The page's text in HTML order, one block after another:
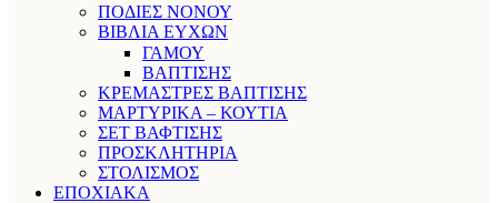
ΠΟΔΙΕΣ ΝΟΝΟΥ
ΒΙΒΛΙΑ ΕΥΧΩΝ
ΓΑΜΟΥ
ΒΑΠΤΙΣΗΣ
ΚΡΕΜΑΣΤΡΕΣ ΒΑΠΤΙΣΗΣ
ΜΑΡΤΥΡΙΚΑ – ΚΟΥΤΙΑ
ΣΕΤ ΒΑΦΤΙΣΗΣ
ΠΡΟΣΚΛΗΤΗΡΙΑ
ΣΤΟΛΙΣΜΟΣ
ΕΠΟΧΙΑΚΑ